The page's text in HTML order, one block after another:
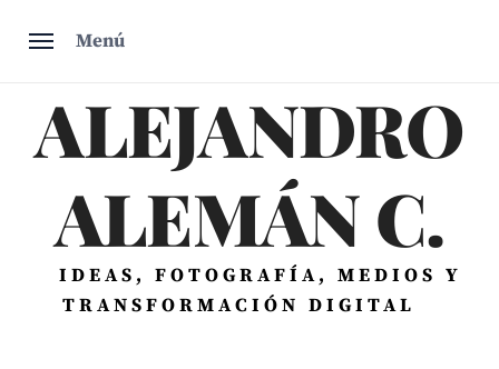
Menú
ALEJANDRO
ALEMÁN C.
IDEAS, FOTOGRAFÍA, MEDIOS Y
TRANSFORMACIÓN DIGITAL